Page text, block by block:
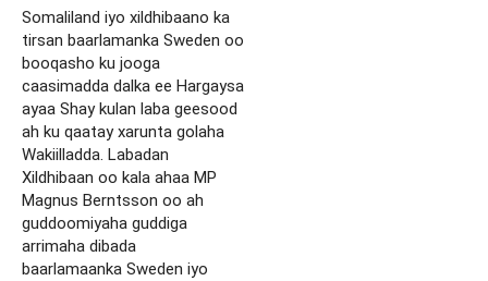
Somaliland iyo xildhibaano ka
tirsan baarlamanka Sweden oo
booqasho ku jooga
caasimadda dalka ee Hargaysa
ayaa Shay kulan laba geesood
ah ku qaatay xarunta golaha
Wakiilladda. Labadan
Xildhibaan oo kala ahaa MP
Magnus Berntsson oo ah
guddoomiyaha guddiga
arrimaha dibada
baarlamaanka Sweden iyo